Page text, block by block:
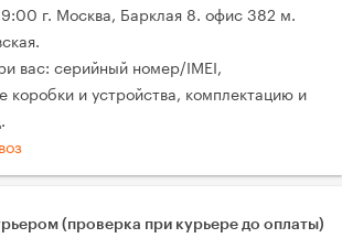
г. Москва, Барклая 8. офис 382 м.
вас: серийный номер/IMEI,
коробки и устройства, комплектацию и
(проверка при курьере до оплаты)